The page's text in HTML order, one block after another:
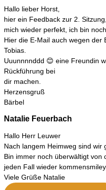
Hallo lieber Horst,
hier ein Feedback zur 2.
mich wieder perfekt, ich bin
Hier die E-Mail auch wegen der
Tobias.
Uuunnnnddd 😊 eine Freundin
Rückführung bei
dir machen.
Herzensgruß
Bärbel
Natalie Feuerbach
Hallo Herr Leuwer
Nach langem Heimweg sind wir
Bin immer noch überwältigt
jeden Fall wieder kommensmiley.
Viele Grüße Natalie